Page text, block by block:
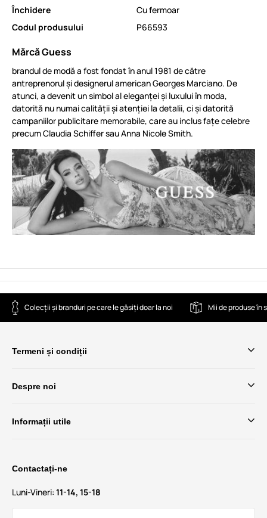
Închidere
Cu fermoar
Codul produsului
P66593
Mărcă Guess
brandul de modă a fost fondat în anul 1981 de către
antreprenorul și designerul american Georges Marciano. De
atunci, a devenit un simbol al eleganței și luxului în moda,
datorită nu numai calității și atenției la detalii, ci și datorită
campaniilor publicitare memorabile, care au inclus fațe celebre
precum Claudia Schiffer sau Anna Nicole Smith.
Colecții și branduri pe care le găsiți doar la noi Mii de produse în
Termeni și condiții
Despre noi
Informații utile
Contactați-ne
Luni-Vineri: 11-14, 15-18